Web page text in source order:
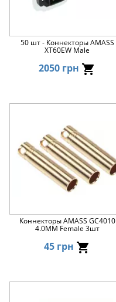
50 шт - Коннекторы AMASS
XT60EW Male
2050 грн
Коннекторы AMASS GC4010
4.0MM Female 3шт
45 грн